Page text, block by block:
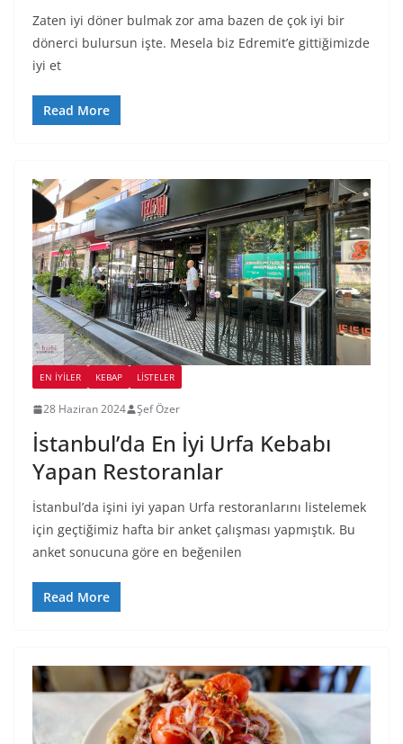
Zaten iyi döner bulmak zor ama bazen de çok iyi bir
dönerci bulursun işte. Mesela biz Edremit’e gittiğimizde
iyi et
Read More
EN İYILER KEBAP LİSTELER
28 Haziran 2024 Şef Özer
İstanbul’da En İyi Urfa Kebabı
Yapan Restoranlar
İstanbul’da işini iyi yapan Urfa restoranlarını listelemek
için geçtiğimiz hafta bir anket çalışması yapmıştık. Bu
anket sonucuna göre en beğenilen
Read More